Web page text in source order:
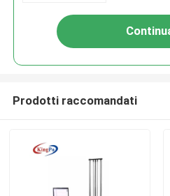
Prodotti raccomandati